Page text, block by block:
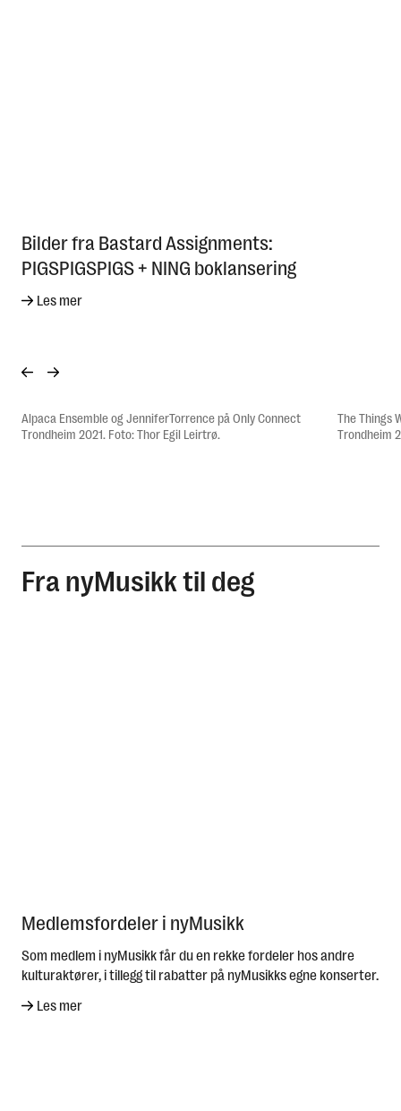
Bilder fra Bastard Assignments:
PIGSPIGSPIGS + NING boklansering
Les mer
Alpaca Ensemble og JenniferTorrence på Only Connect
Trondheim 2021. Foto: Thor Egil Leirtrø.
The Things
Trondheim
Fra nyMusikk til deg
Medlemsfordeler i nyMusikk
Som medlem i nyMusikk får du en rekke fordeler hos andre
kulturaktører, i tillegg til rabatter på nyMusikks egne konserter.
Les mer